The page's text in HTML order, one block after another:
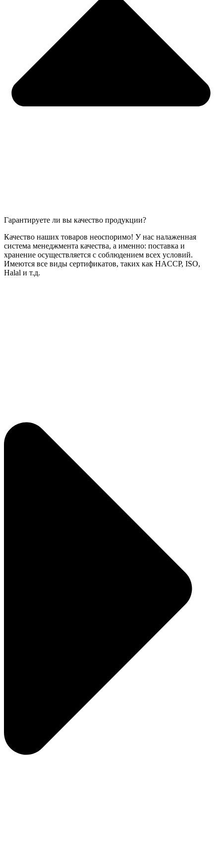
Гарантируете ли вы качество продукции?
Качество наших товаров неоспоримо! У нас налаженная
система менеджмента качества, а именно: поставка и
хранение осуществляется с соблюдением всех условий.
Имеются все виды сертификатов, таких как HACCP, ISO,
Halal и т.д.